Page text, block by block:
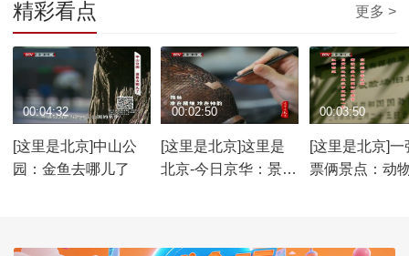
精彩看点 更多 >
[这里是北京]中山公
园：金鱼去哪儿了
00:04:32
[这里是北京]这里是
北京-今日京华：景泰
00:02:50
[这里是北京]一
票俩景点：动
00:03:50